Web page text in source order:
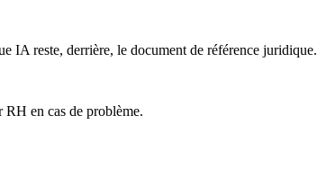
IA reste, derrière, le document de référence juridique.
RH en cas de problème.